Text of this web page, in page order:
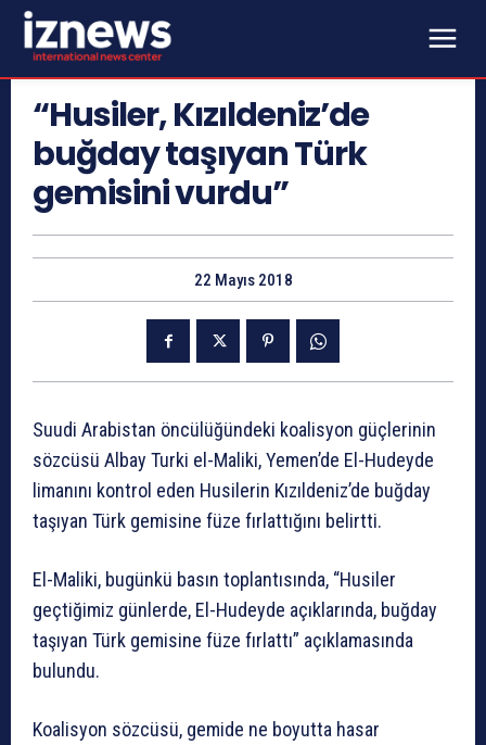
“Husiler, Kızıldeniz’de
buğday taşıyan Türk
gemisini vurdu”
22 Mayıs 2018
Suudi Arabistan öncülüğündeki koalisyon güçlerinin
sözcüsü Albay Turki el-Maliki, Yemen’de El-Hudeyde
limanını kontrol eden Husilerin Kızıldeniz’de buğday
taşıyan Türk gemisine füze fırlattığını belirtti.
El-Maliki, bugünkü basın toplantısında, “Husiler
geçtiğimiz günlerde, El-Hudeyde açıklarında, buğday
taşıyan Türk gemisine füze fırlattı” açıklamasında
bulundu.
Koalisyon sözcüsü, gemide ne boyutta hasar